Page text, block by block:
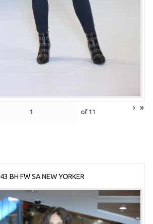
of 11 › »
43 BH FW SA NEW YORKER